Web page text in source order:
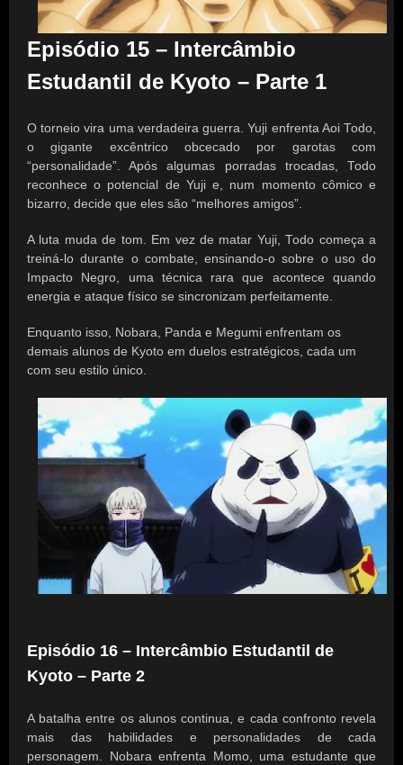
Episódio 15 – Intercâmbio
Estudantil de Kyoto – Parte 1
O torneio vira uma verdadeira guerra. Yuji enfrenta Aoi Todo,
o gigante excêntrico obcecado por garotas com
“personalidade”. Após algumas porradas trocadas, Todo
reconhece o potencial de Yuji e, num momento cômico e
bizarro, decide que eles são “melhores amigos”.
A luta muda de tom. Em vez de matar Yuji, Todo começa a
treiná-lo durante o combate, ensinando-o sobre o uso do
Impacto Negro, uma técnica rara que acontece quando
energia e ataque físico se sincronizam perfeitamente.
Enquanto isso, Nobara, Panda e Megumi enfrentam os
demais alunos de Kyoto em duelos estratégicos, cada um
com seu estilo único.
Episódio 16 – Intercâmbio Estudantil de
Kyoto – Parte 2
A batalha entre os alunos continua, e cada confronto revela
mais das habilidades e personalidades de cada
personagem. Nobara enfrenta Momo, uma estudante que